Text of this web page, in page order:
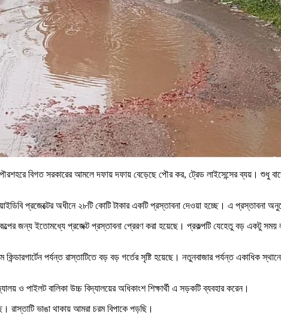
বিগত সরকারের আমলে দফায় দফায় বেড়েছে পৌর কর, ট্রেড লাইসেন্সের ব্যয়। শুধু
প্রজেক্টের অধীনে ২৮টি কোটি টাকার একটি প্রস্তাবনা দেওয়া হচ্ছে। এ প্রস্তাবনা
জন্য ইতোমধ্যে প্রজেক্ট প্রস্তাবনা প্রেরণ করা হয়েছে। প্রকল্পটি যেহেতু বড় একটু
পর্যন্ত রাস্তাটিতে বড় বড় গর্তের সৃষ্টি হয়েছে। নতুনবাজার পর্যন্ত একাধিক
ও পাইলট বালিকা উচ্চ বিদ্যালয়ের অধিকাংশ শিক্ষার্থী এ সড়কটি ব্যবহার করেন।
ভাঙা থাকায় আমরা চরম বিপাকে পড়ছি।